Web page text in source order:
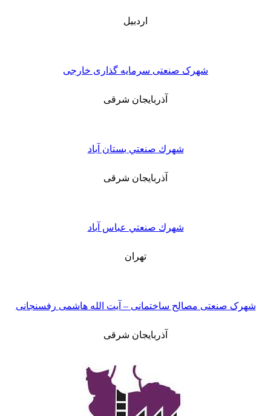
اردبیل
شهرک صنعتی سرمایه گذاری خارجی
آذربایجان شرقی
شهرك صنعتي بستان آباد
آذربایجان شرقی
شهرك صنعتي عباس آباد
تهران
شهرک صنعتی مصالح ساختمانی – آیت الله هاشمی رفسنجانی
آذربایجان شرقی